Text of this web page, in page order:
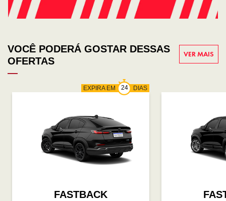
VOCÊ PODERÁ GOSTAR DESSAS
OFERTAS
VER MAIS
EXPIRA EM DIAS
FASTBACK